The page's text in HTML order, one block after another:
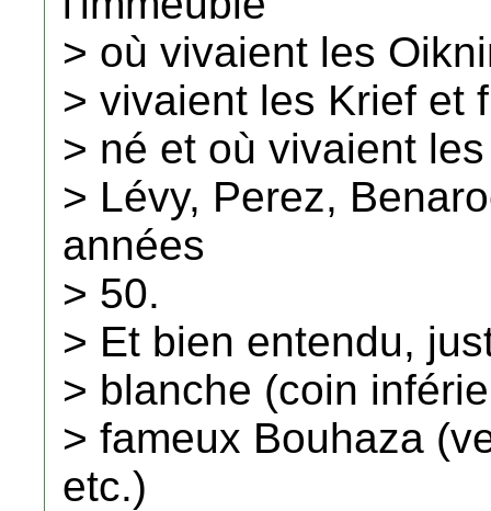
> où vivaient les
> vivaient les Krief et
> né et où vivaient
> Lévy, Perez,
années
> 50.
> Et bien entendu,
> blanche (coin
> fameux Bouhaza
etc.)